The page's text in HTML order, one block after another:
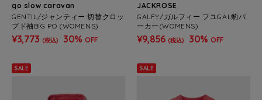
go slow caravan
GENTIL/ジャンティー 切替クロッ
プド袖BIG PO (WOMENS)
¥3,773 (税込) 30% OFF
JACKROSE
GALFY/ガルフィー フユGAL豹パ
ーカー(WOMENS)
¥9,856 (税込) 30% OFF
SALE SALE